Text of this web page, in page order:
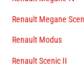
Renault Megane
Renault Modus
Renault Scenic II